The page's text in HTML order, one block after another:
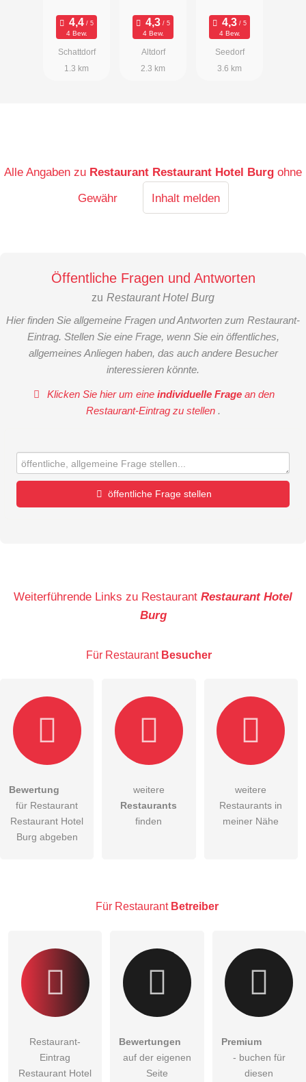
4 Bew.
Schattdorf
1.3 km
4 Bew.
Altdorf
2.3 km
4 Bew.
Seedorf
3.6 km
Alle Angaben zu Restaurant Restaurant Hotel Burg ohne
Gewähr
Inhalt melden
Öffentliche Fragen und Antworten
zu Restaurant Hotel Burg
Hier finden Sie allgemeine Fragen und Antworten zum Restaurant-
Eintrag. Stellen Sie eine Frage, wenn Sie ein öffentliches,
allgemeines Anliegen haben, das auch andere Besucher
interessieren könnte.
Klicken Sie hier um eineindividuelle Frage an den
Restaurant-Eintrag zu stellen .
öffentliche Frage stellen
Die Datenschutzerklärunghabe ich zur Kenntnis genommen.
öffentliche Frage stellen
Klicken Sie hier um eineindividuelle Frage
Weiterführende Links zu Restaurant Restaurant Hotel
Burg
Für Restaurant Besucher
Bewertung
für Restaurant
Restaurant Hotel
Burg abgeben
weitere
Restaurants
finden
weitere
Restaurants in
meiner Nähe
Für Restaurant Betreiber
Restaurant-
Eintrag
Restaurant Hotel
Bewertungen
auf der eigenen
Seite
Premium
- buchen für
diesen